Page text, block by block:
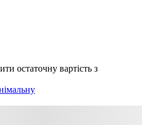
остаточну вартість з